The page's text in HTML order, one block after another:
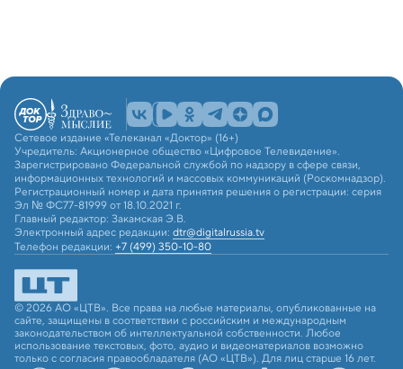
Сетевое издание «Телеканал «Доктор» (16+)
Учредитель: Акционерное общество «Цифровое Телевидение».
Зарегистрировано Федеральной службой по надзору в сфере связи,
информационных технологий и массовых коммуникаций (Роскомнадзор).
Регистрационный номер и дата принятия решения о регистрации: серия
Эл № ФС77-81999 от 18.10.2021 г.
Главный редактор: Закамская Э.В.
Электронный адрес редакции: dtr@digitalrussia.tv
Телефон редакции: +7 (499) 350-10-80
© 2026 АО «ЦТВ». Все права на любые материалы, опубликованные на
сайте, защищены в соответствии с российским и международным
законодательством об интеллектуальной собственности. Любое
использование текстовых, фото, аудио и видеоматериалов возможно
только с согласия правообладателя (АО «ЦТВ»). Для лиц старше 16 лет.